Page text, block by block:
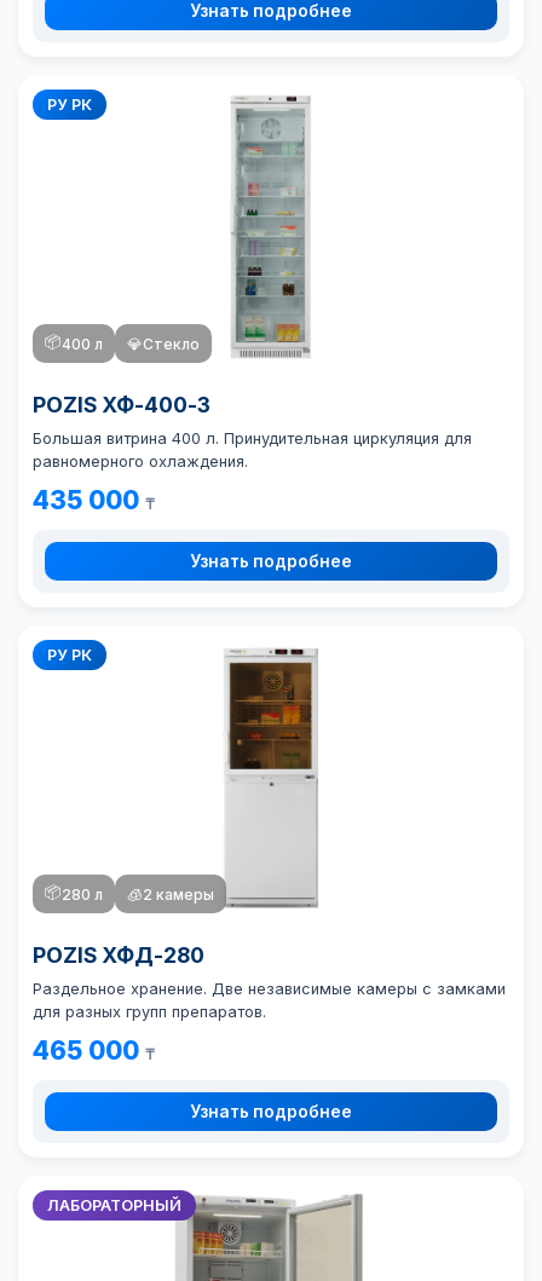
Узнать подробнее
РУ РК
📦400 л 💎Стекло
POZIS ХФ-400-3
Большая витрина 400 л. Принудительная циркуляция для
равномерного охлаждения.
435 000 ₸
Узнать подробнее
РУ РК
📦280 л 🧊2 камеры
POZIS ХФД-280
Раздельное хранение. Две независимые камеры с замками
для разных групп препаратов.
465 000 ₸
Узнать подробнее
ЛАБОРАТОРНЫЙ